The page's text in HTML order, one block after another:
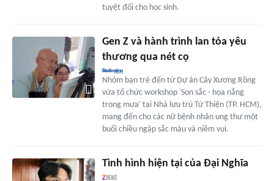
tuyệt đối cho học sinh.
Gen Z và hành trình lan tỏa yêu
thương qua nét cọ
Nhóm bạn trẻ đến từ Dự án Cây Xương Rồng
vừa tổ chức workshop 'Son sắc - họa nắng
trong mưa' tại Nhà lưu trú Từ Thiện (TP. HCM),
mang đến cho các nữ bệnh nhân ung thư một
buổi chiều ngập sắc màu và niềm vui.
Tình hình hiện tại của Đại Nghĩa